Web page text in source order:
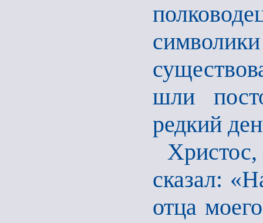
шли
редкий
сказал:
отца